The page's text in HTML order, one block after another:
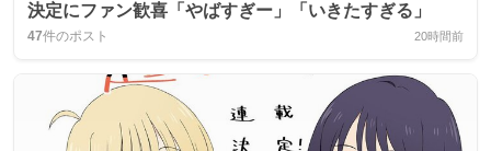
決定にファン歓喜「やばすぎー」「いきたすぎる」
47件のポスト 20時間前